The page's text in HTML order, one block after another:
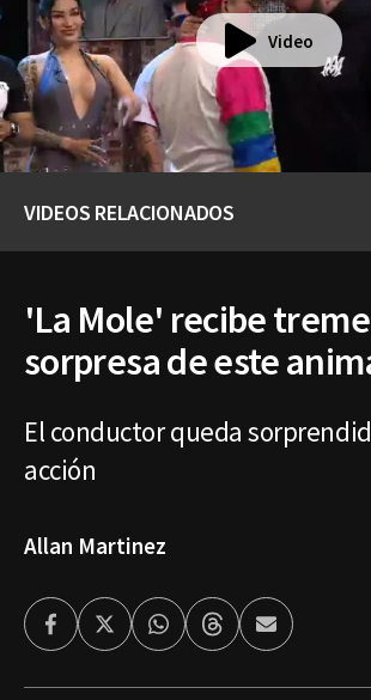
Video
VIDEOS RELACIONADOS
'La Mole' recibe
sorpresa de este
El conductor queda
acción
Allan Martinez
FacebookTwitterWhatsappThreadsEnviar
por